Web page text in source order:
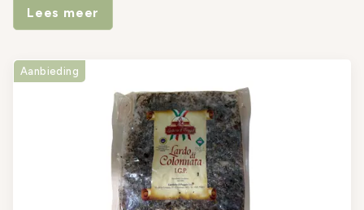
meest exclusieve ham van Italië, de culatello waarin
alleen maar het beste van de varkensbout, de kern,
In onze collectie is gegarandeerd iets te vinden voor
ieders gading.
Lees meer
Aanbieding